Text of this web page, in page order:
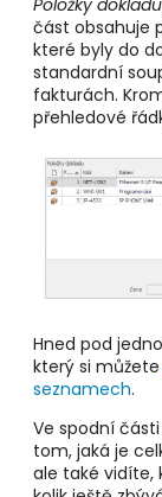
část obsahuje
které byly do
standardní
fakturách.
přehledové
Hned pod
který si můžete
seznamech.
Ve spodní
tom, jaká je
ale také vidíte,